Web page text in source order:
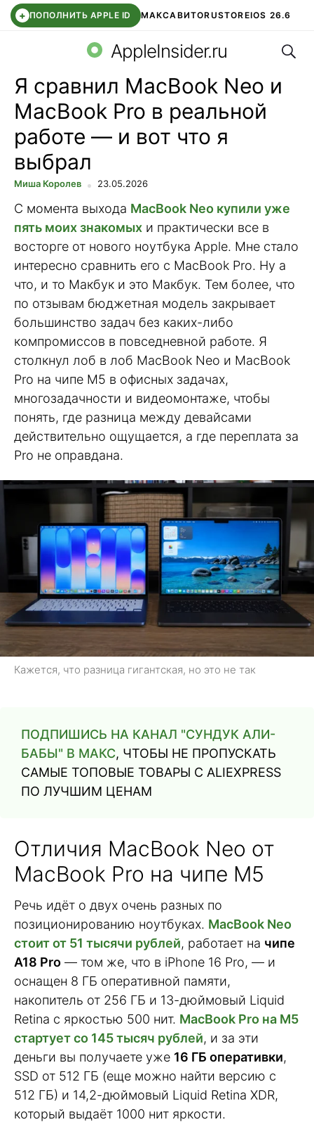
+ ПОПОЛНИТЬ APPLE ID МАКСАВИТОRUSTOREIOS 26.6
СБЕР КИДС ВТБ ОНЛАЙН ЧАТ В ROBLOX
AppleInsider.ru
Я сравнил MacBook Neo и
MacBook Pro в реальной
работе — и вот что я
выбрал
Миша Королев 23.05.2026
С момента выхода MacBook Neo купили уже
пять моих знакомых и практически все в
восторге от нового ноутбука Apple. Мне стало
интересно сравнить его с MacBook Pro. Ну а
что, и то Макбук и это Макбук. Тем более, что
по отзывам бюджетная модель закрывает
большинство задач без каких-либо
компромиссов в повседневной работе. Я
столкнул лоб в лоб MacBook Neo и MacBook
Pro на чипе M5 в офисных задачах,
многозадачности и видеомонтаже, чтобы
понять, где разница между девайсами
действительно ощущается, а где переплата за
Pro не оправдана.
Кажется, что разница гигантская, но это не так
ПОДПИШИСЬ НА КАНАЛ "СУНДУК АЛИ-
БАБЫ" В МАКС, ЧТОБЫ НЕ ПРОПУСКАТЬ
САМЫЕ ТОПОВЫЕ ТОВАРЫ С ALIEXPRESS
ПО ЛУЧШИМ ЦЕНАМ
Отличия MacBook Neo от
MacBook Pro на чипе M5
Речь идёт о двух очень разных по
позиционированию ноутбуках. MacBook Neo
стоит от 51 тысячи рублей, работает на чипе
A18 Pro — том же, что в iPhone 16 Pro, — и
оснащен 8 ГБ оперативной памяти,
накопитель от 256 ГБ и 13-дюймовый Liquid
Retina с яркостью 500 нит. MacBook Pro на M5
стартует со 145 тысяч рублей, и за эти
деньги вы получаете уже 16 ГБ оперативки,
SSD от 512 ГБ (еще можно найти версию с
512 ГБ) и 14,2-дюймовый Liquid Retina XDR,
который выдаёт 1000 нит яркости.